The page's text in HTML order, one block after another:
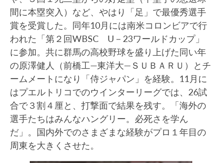
間に本塁突入）など、やはり「足」で最優秀選手
賞を受賞した。同年10月には南米コロンビアで行
われた「第２回WBSC U－23ワールドカップ」
に参加。共に群馬の高校野球を盛り上げた同い年
の原澤健人（前橋工―東洋大―ＳＵＢＡＲＵ）とチ
ームメートになり「侍ジャパン」を経験。11月に
はプエルトリコでのウインターリーグでは、26試
合で３割４厘と、打撃面で結果を残す。「海外の
選手たちはみんなハングリー。必死さを学ん
だ」。国内外でのさまざまな経験がプロ１年目の
周東を大きくさせた。